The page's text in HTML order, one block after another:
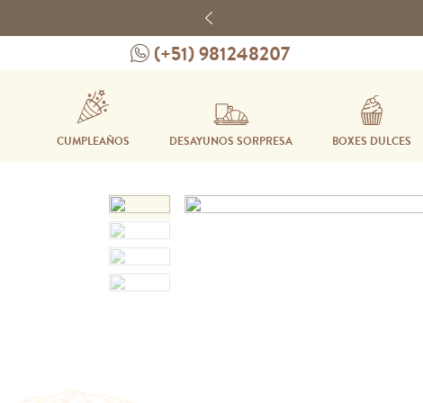
Previous
(+51) 981248207
CUMPLEAÑOS DESAYUNOS SORPRESA BOXES DULCES